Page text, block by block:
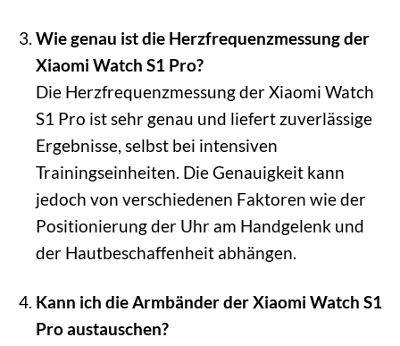
Wie genau ist die Herzfrequenzmessung der
Xiaomi Watch S1 Pro?
Die Herzfrequenzmessung der Xiaomi Watch
S1 Pro ist sehr genau und liefert zuverlässige
Ergebnisse, selbst bei intensiven
Trainingseinheiten. Die Genauigkeit kann
jedoch von verschiedenen Faktoren wie der
Positionierung der Uhr am Handgelenk und
der Hautbeschaffenheit abhängen.
Kann ich die Armbänder der Xiaomi Watch S1
Pro austauschen?